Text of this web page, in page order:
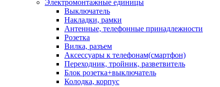
Электромонтажные единицы
Выключатель
Накладки, рамки
Антенные, телефонные принадлежности
Розетка
Вилка, разъем
Аксессуары к телефонам(смартфон)
Переходник, тройник, разветвитель
Блок розетка+выключатель
Колодка, корпус